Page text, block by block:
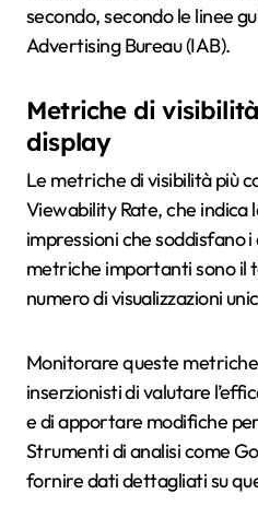
secondo, secondo le linee
Advertising Bureau (IAB).
Metriche di
display
Le metriche di visibilità più
Viewability Rate, che indica
impressioni che soddisfano
metriche importanti sono il
numero di visualizzazioni
Monitorare queste
inserzionisti di valutare
e di apportare modifiche
Strumenti di analisi come
fornire dati dettagliati su